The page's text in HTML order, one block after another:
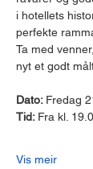
i hotellets
perfekte
Ta med
nyt et godt
Dato: Fredag
Tid: Fra kl.
Vis meir